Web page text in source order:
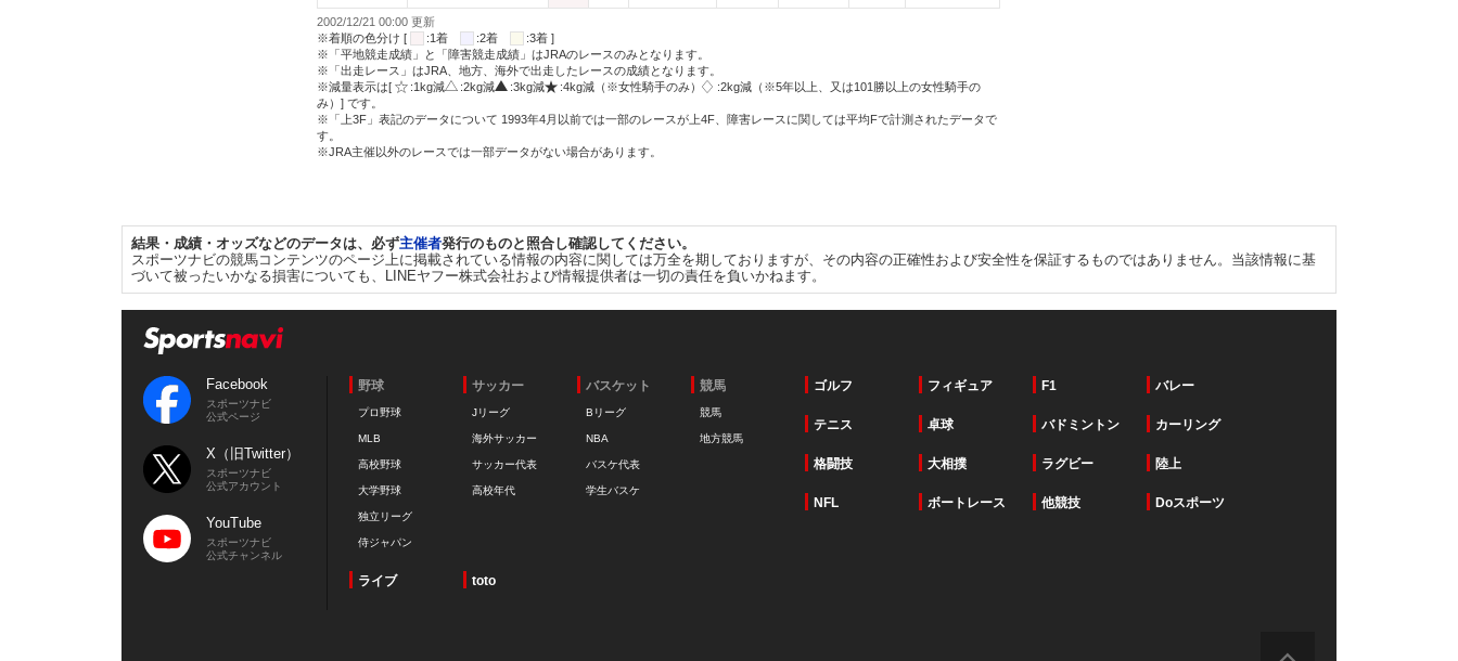
2002/12/21 00:00 更新
※着順の色分け [
:1着 :2着
:3着 ]
※「平地競走成績」と「障害競走成績」はJRAのレースのみとなります。
※「出走レース」はJRA、地方、海外で出走したレースの成績となります。
※減量表示は[
:1kg減 :2kg減 :3kg減 :4kg減（※女性騎手のみ）
:2kg減（※5年以上、又は101勝以上の女性騎手の
み）] です。
※「上3F」表記のデータについて 1993年4月以前では一部のレースが上4F、障害レースに関しては平均Fで計測されたデータで
す。
※JRA主催以外のレースでは一部データがない場合があります。
結果・成績・オッズなどのデータは、必ず主催者発行のものと照合し確認してください。
スポーツナビの競馬コンテンツのページ上に掲載されている情報の内容に関しては万全を期しておりますが、その内容の正確性および安全性を保証するものではありません。当該情報に基
づいて被ったいかなる損害についても、LINEヤフー株式会社および情報提供者は一切の責任を負いかねます。
Facebook
スポーツナビ
公式ページ
X（旧Twitter）
スポーツナビ
公式アカウント
YouTube
スポーツナビ
公式チャンネル
野球
プロ野球
MLB
高校野球
大学野球
独立リーグ
侍ジャパン
サッカー
Jリーグ
海外サッカー
サッカー代表
高校年代
バスケット
Bリーグ
NBA
バスケ代表
学生バスケ
競馬
競馬
地方競馬
ゴルフ フィギュア F1 バレー
テニス 卓球 バドミントン カーリング
格闘技 大相撲 ラグビー 陸上
NFL ボートレース 他競技 Doスポーツ
ライブ toto